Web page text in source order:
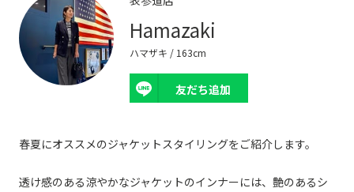
Hamazaki
ハマザキ / 163cm
友だち追加
春夏にオススメのジャケットスタイリングをご紹介します。
透け感のある涼やかなジャケットのインナーには、艶のあるシ